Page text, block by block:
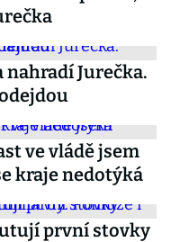
Jurečka.
ve vládě jsem
kraje nedotýká
první stovky